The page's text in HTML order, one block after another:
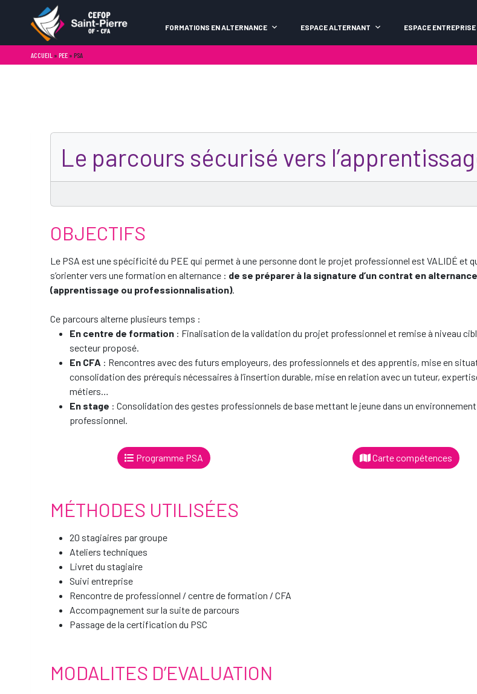
FORMATIONS EN ALTERNANCE ESPACE ALTERNANT ESPACE ENTREPRISE
ACCUEIL » PEE » PSA
Le parcours sécurisé vers
OBJECTIFS
Le PSA est une spécificité du PEE qui permet à une personne dont le projet professionnel est VALIDÉ et
s’orienter vers une formation en alternance : de se préparer à la signature d’un contrat en alternance
(apprentissage ou professionnalisation).
Ce parcours alterne plusieurs temps :
En centre de formation : Finalisation de la validation du projet professionnel et remise à niveau
secteur proposé.
En CFA : Rencontres avec des futurs employeurs, des professionnels et des apprentis, mise en
consolidation des prérequis nécessaires à l’insertion durable, mise en relation avec un tuteur,
métiers…
En stage : Consolidation des gestes professionnels de base mettant le jeune dans un environnement
professionnel.
Programme PSA Carte compétences
MÉTHODES UTILISÉES
20 stagiaires par groupe
Ateliers techniques
Livret du stagiaire
Suivi entreprise
Rencontre de professionnel / centre de formation / CFA
Accompagnement sur la suite de parcours
Passage de la certification du PSC
MODALITES D’EVALUATION